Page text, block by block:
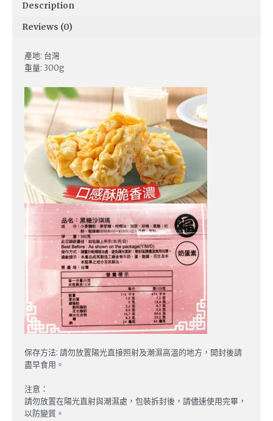
Description
Reviews (0)
產地: 台灣
重量: 300g
保存方法: 請勿放置陽光直接照射及潮濕高溫的地方，開封後請
盡早食用。
注意：
請勿放置在陽光直射與潮濕處，包裝拆封後，請儘速使用完畢，
以防變質。